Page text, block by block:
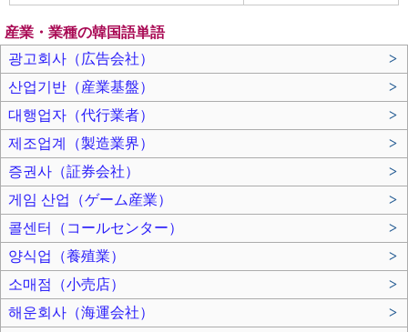
産業・業種の韓国語単語
광고회사（広告会社）
>
산업기반（産業基盤）
>
대행업자（代行業者）
>
제조업계（製造業界）
>
증권사（証券会社）
>
게임 산업（ゲーム産業）
>
콜센터（コールセンター）
>
양식업（養殖業）
>
소매점（小売店）
>
해운회사（海運会社）
>